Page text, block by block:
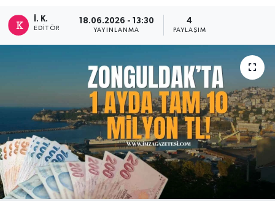
İ. K.
EDITÖR
18.06.2026 - 13:30
YAYINLANMA
4
PAYLAŞIM
KASTAMONU